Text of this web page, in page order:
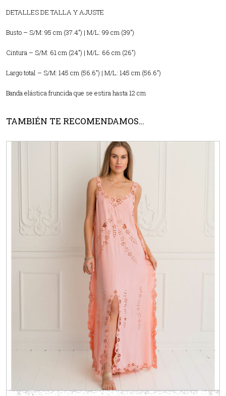
DETALLES DE TALLA Y AJUSTE
Busto – S/M: 95 cm (37.4″) | M/L: 99 cm (39″)
Cintura – S/M: 61 cm (24″) | M/L: 66 cm (26″)
Largo total – S/M: 145 cm (56.6″) | M/L: 145 cm (56.6″)
Banda elástica fruncida que se estira hasta 12 cm
TAMBIÉN TE RECOMENDAMOS…